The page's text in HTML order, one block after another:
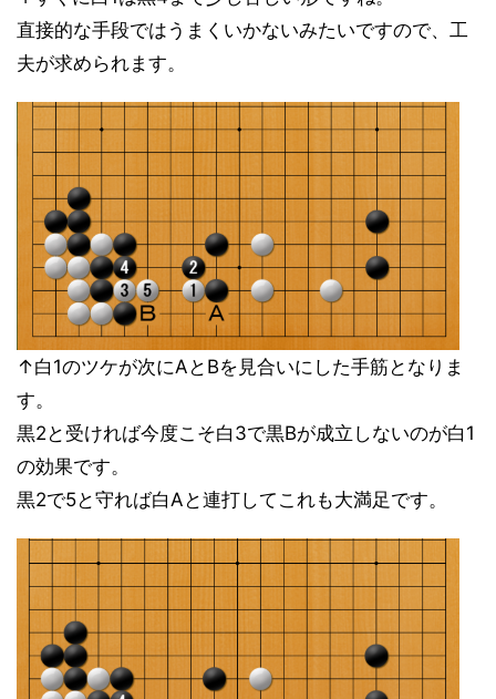
直接的な手段ではうまくいかないみたいですので、工
夫が求められます。
↑白1のツケが次にAとBを見合いにした手筋となりま
す。
黒2と受ければ今度こそ白3で黒Bが成立しないのが白1
の効果です。
黒2で5と守れば白Aと連打してこれも大満足です。